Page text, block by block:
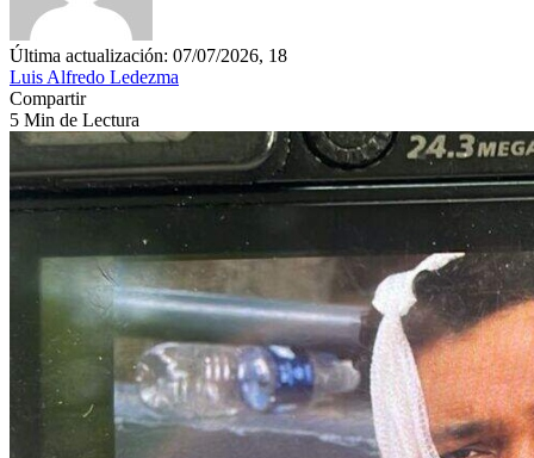
Última actualización: 07/07/2026, 18
Luis Alfredo Ledezma
Compartir
5 Min de Lectura